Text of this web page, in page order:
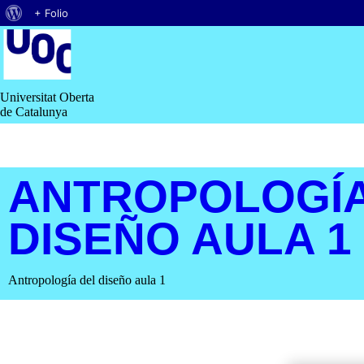
Saltar
al
contingut
Universitat Oberta
de Catalunya
DISEÑO AULA 1
Antropología del diseño aula 1
Quant
WordPress
+ Folio